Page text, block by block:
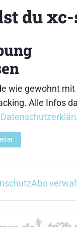
Medien
du xc-
wie gewohnt mit
Alle Infos
Abo